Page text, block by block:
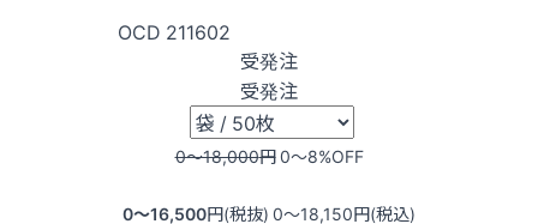
OCD 211602
受発注
受発注
0〜18,000円0〜8%OFF
0〜16,500円(税抜) 0〜18,150円(税込)